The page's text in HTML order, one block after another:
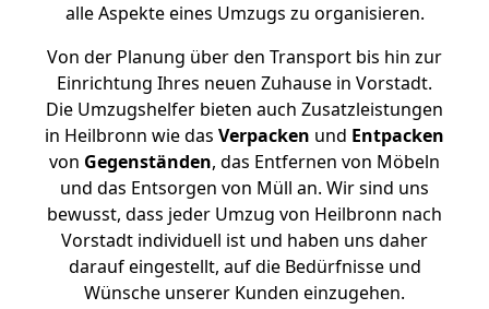
alle Aspekte eines Umzugs zu organisieren.
Von der Planung über den Transport bis hin zur
Einrichtung Ihres neuen Zuhause in Vorstadt.
Die Umzugshelfer bieten auch Zusatzleistungen
in Heilbronn wie das Verpacken und Entpacken
von Gegenständen, das Entfernen von Möbeln
und das Entsorgen von Müll an. Wir sind uns
bewusst, dass jeder Umzug von Heilbronn nach
Vorstadt individuell ist und haben uns daher
darauf eingestellt, auf die Bedürfnisse und
Wünsche unserer Kunden einzugehen.